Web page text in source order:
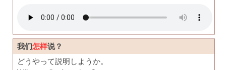
我们怎样说？
どうやって説明しようか。